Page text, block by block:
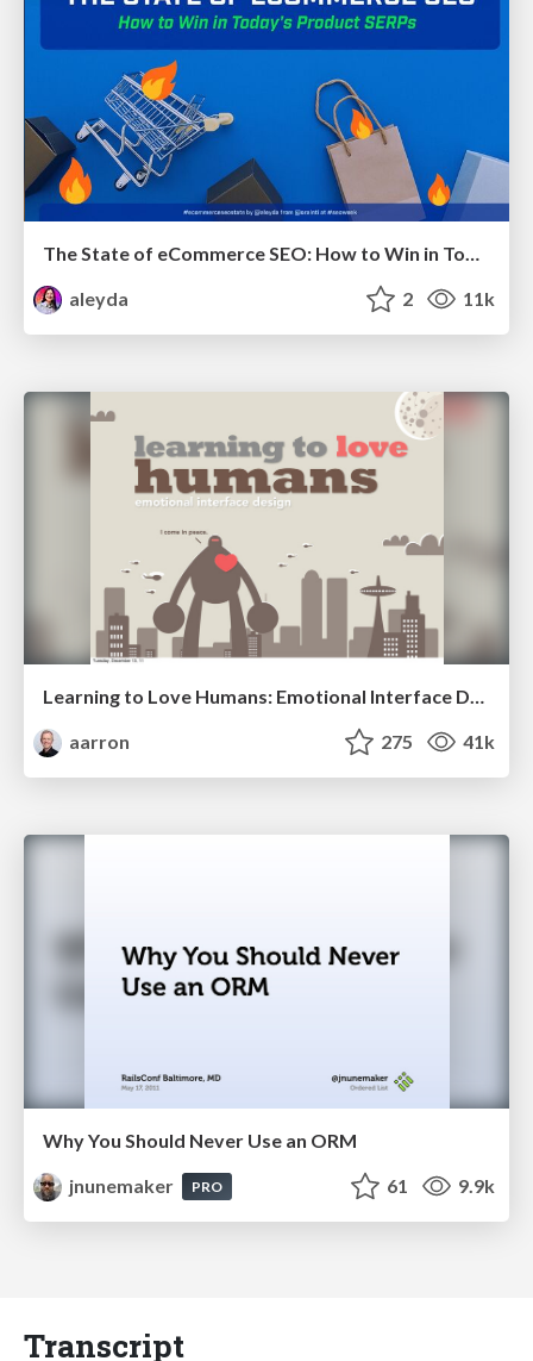
The State of eCommerce SEO: How to Win in Today's Products SERPs - #SEOweek
aleyda
2 11k
Learning to Love Humans: Emotional Interface Design
aarron
275 41k
Why You Should Never Use an ORM
jnunemaker
PRO 61 9.9k
Transcript